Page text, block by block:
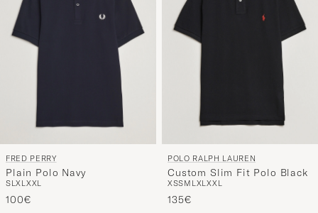
FRED PERRY
Plain Polo Navy
SLXLXXL
100€
POLO RALPH LAUREN
Custom Slim Fit Polo Black
XSSM LXLXXL
135€